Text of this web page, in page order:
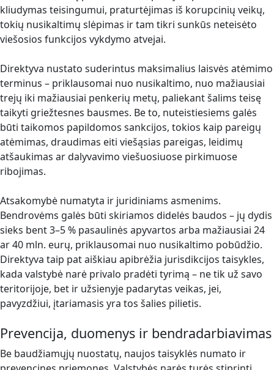
kliudymas teisingumui, praturtėjimas iš korupcinių veikų,
tokių nusikaltimų slėpimas ir tam tikri sunkūs neteisėto
viešosios funkcijos vykdymo atvejai.
Direktyva nustato suderintus maksimalius laisvės atėmimo
terminus – priklausomai nuo nusikaltimo, nuo mažiausiai
trejų iki mažiausiai penkerių metų, paliekant šalims teisę
taikyti griežtesnes bausmes. Be to, nuteistiesiems galės
būti taikomos papildomos sankcijos, tokios kaip pareigų
atėmimas, draudimas eiti viešąsias pareigas, leidimų
atšaukimas ar dalyvavimo viešuosiuose pirkimuose
ribojimas.
Atsakomybė numatyta ir juridiniams asmenims.
Bendrovėms galės būti skiriamos didelės baudos – jų dydis
sieks bent 3–5 % pasaulinės apyvartos arba mažiausiai 24
ar 40 mln. eurų, priklausomai nuo nusikaltimo pobūdžio.
Direktyva taip pat aiškiau apibrėžia jurisdikcijos taisykles,
kada valstybė narė privalo pradėti tyrimą – ne tik už savo
teritorijoje, bet ir užsienyje padarytas veikas, jei,
pavyzdžiui, įtariamasis yra tos šalies pilietis.
Prevencija, duomenys ir bendradarbiavimas
Be baudžiamųjų nuostatų, naujos taisyklės numato ir